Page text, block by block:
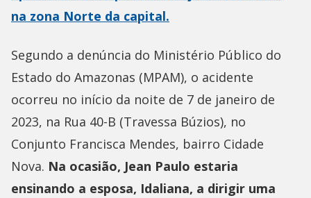
na zona Norte da capital.
Segundo a denúncia do Ministério Público do
Estado do Amazonas (MPAM), o acidente
ocorreu no início da noite de 7 de janeiro de
2023, na Rua 40-B (Travessa Búzios), no
Conjunto Francisca Mendes, bairro Cidade
Nova. Na ocasião, Jean Paulo estaria
ensinando a esposa, Idaliana, a dirigir uma